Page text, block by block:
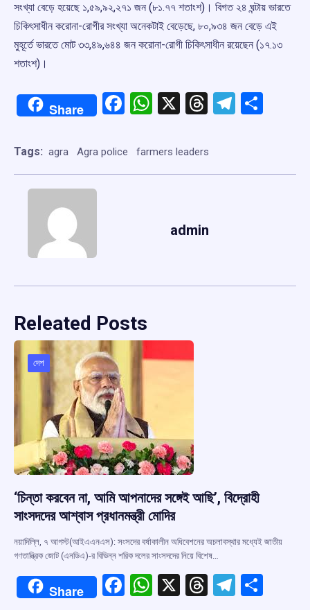
সংখ্যা বেড়ে হয়েছে ১,৫৯,৯২,২৭১ জন (৮১.৭৭ শতাংশ)। বিগত ২৪ ঘন্টায় ভারতে
চিকিৎসাধীন করোনা-রোগীর সংখ্যা অনেকটাই বেড়েছে, ৮০,৯৩৪ জন বেড়ে এই
মুহূর্তে ভারতে মোট ৩৩,৪৯,৬৪৪ জন করোনা-রোগী চিকিৎসাধীন রয়েছেন (১৭.১৩
শতাংশ)।
Share Facebook
WhatsApp
X Threads
Tags: agra Agra police farmers leaders
admin
Releated Posts
দেশ
‘চিন্তা করবেন না, আমি আপনাদের সঙ্গেই আছি’, বিদ্রোহী
সাংসদদের আশ্বাস প্রধানমন্ত্রী মোদির
নয়াদিল্লি, ৭ আগস্ট(আইএএনএস): সংসদের বর্ষাকালীন অধিবেশনের অচলাবস্থার মধ্যেই জাতীয়
গণতান্ত্রিক জোট (এনডিএ)-র বিভিন্ন শরিক দলের সাংসদদের নিয়ে বিশেষ…
Share
F
W X
T
T